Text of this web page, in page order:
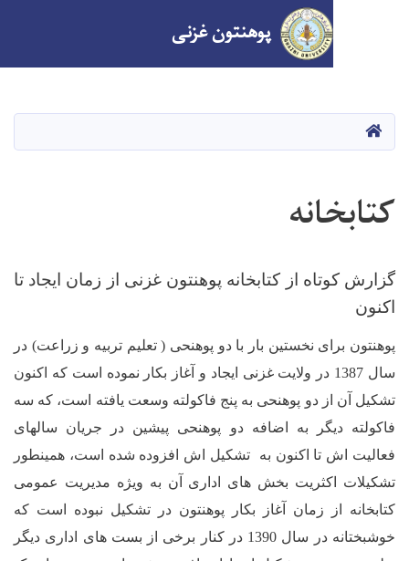
content
پوهنتونغزنی
از کتابخانه پوهنتون غزنی از زمان ایجاد تا
نخستین بار با دو پوهنحی ( تعلیم تربیه و زراعت) در
1387 در ولایت غزنی ایجاد و آغاز بکار نموده است که اکنون
دو پوهنحی به پنج فاکولته وسعت یافته است، که سه
به اضافه دو پوهنحی پیشین در جریان سالهای
تا اکنون به تشکیل اش افزوده شده است، همینطور
بخش های اداری آن به ویژه مدیریت عمومی
زمان آغاز بکار پوهنتون در تشکیل نبوده است که
خوشبختانه در سال 1390 در کنار برخی از بست های اداری دیگر